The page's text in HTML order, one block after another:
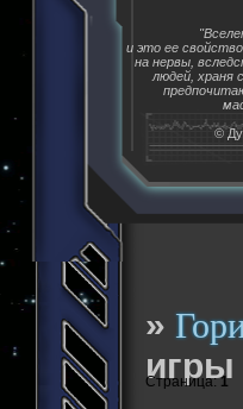
и это ее
на нервы,
людей, храня
©
»
игры
Страница:1